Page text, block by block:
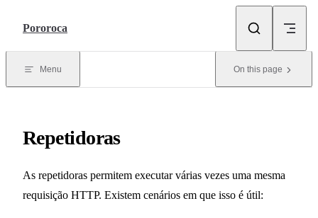
Pororoca
Menu On this page
Repetidoras
As repetidoras permitem executar várias vezes uma mesma
requisição HTTP. Existem cenários em que isso é útil: